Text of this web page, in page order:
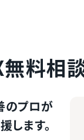
無料相
のプロが
ます。